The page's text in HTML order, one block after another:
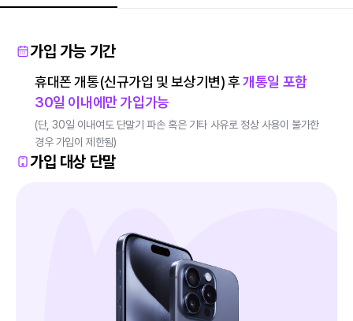
가입 가능 기간
휴대폰 개통(신규가입 및 보상기변) 후개통일 포함
30일 이내에만 가입가능
(단, 30일 이내여도 단말기 파손 혹은 기타 사유로 정상 사용이 불가한
경우 가입이 제한됨)
가입 대상 단말